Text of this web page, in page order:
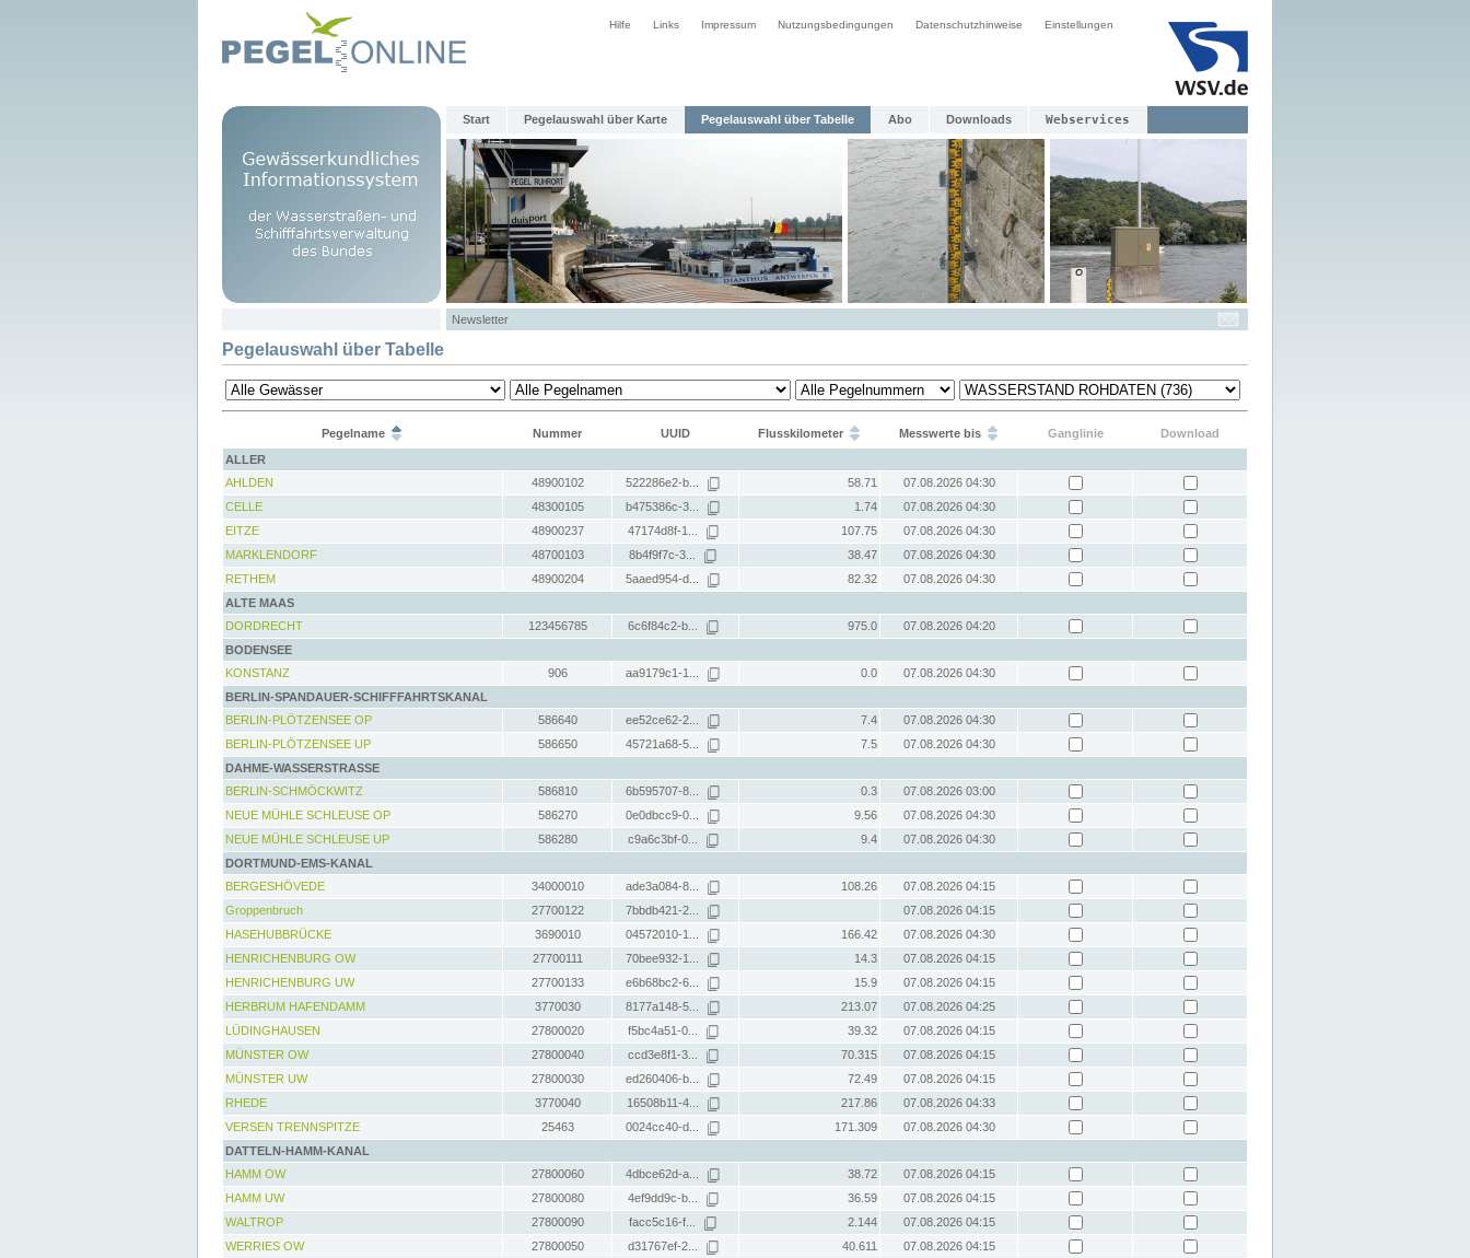
Hilfe Links Impressum Nutzungsbedingungen Datenschutzhinweise Einstellungen
Start Pegelauswahl über Karte Pegelauswahl über Tabelle Abo Downloads Webservices
Newsletter
Pegelauswahl über Tabelle
Pegelname Nummer UUID Flusskilometer Messwerte bis Ganglinie
Download
ALLER
AHLDEN
48900102 522286e2-b... 58.71
07.08.2026 04:30
CELLE
48300105 b475386c-3... 1.74
07.08.2026 04:30
EITZE
48900237 47174d8f-1... 107.75
07.08.2026 04:30
MARKLENDORF
48700103 8b4f9f7c-3... 38.47
07.08.2026 04:30
RETHEM
48900204 5aaed954-d... 82.32
07.08.2026 04:30
ALTE MAAS
DORDRECHT
123456785 6c6f84c2-b... 975.0
07.08.2026 04:20
BODENSEE
KONSTANZ
906 aa9179c1-1... 0.0
07.08.2026 04:30
BERLIN-SPANDAUER-SCHIFFFAHRTSKANAL
BERLIN-PLÖTZENSEE OP
586640 ee52ce62-2... 7.4
07.08.2026 04:30
BERLIN-PLÖTZENSEE UP
586650 45721a68-5... 7.5
07.08.2026 04:30
DAHME-WASSERSTRASSE
BERLIN-SCHMÖCKWITZ
586810 6b595707-8... 0.3
07.08.2026 03:00
NEUE MÜHLE SCHLEUSE OP
586270 0e0dbcc9-0... 9.56
07.08.2026 04:30
NEUE MÜHLE SCHLEUSE UP
586280 c9a6c3bf-0... 9.4
07.08.2026 04:30
DORTMUND-EMS-KANAL
BERGESHÖVEDE
34000010 ade3a084-8... 108.26
07.08.2026 04:15
Groppenbruch
27700122 7bbdb421-2...
07.08.2026 04:15
HASEHUBBRÜCKE
3690010 04572010-1... 166.42
07.08.2026 04:30
HENRICHENBURG OW
27700111 70bee932-1... 14.3
07.08.2026 04:15
HENRICHENBURG UW
27700133 e6b68bc2-6... 15.9
07.08.2026 04:15
HERBRUM HAFENDAMM
3770030 8177a148-5... 213.07
07.08.2026 04:25
LÜDINGHAUSEN
27800020 f5bc4a51-0... 39.32
07.08.2026 04:15
MÜNSTER OW
27800040 ccd3e8f1-3... 70.315
07.08.2026 04:15
MÜNSTER UW
27800030 ed260406-b... 72.49
07.08.2026 04:15
RHEDE
3770040 16508b11-4... 217.86
07.08.2026 04:33
VERSEN TRENNSPITZE
25463 0024cc40-d... 171.309
07.08.2026 04:30
DATTELN-HAMM-KANAL
HAMM OW
27800060 4dbce62d-a... 38.72
07.08.2026 04:15
HAMM UW
27800080 4ef9dd9c-b... 36.59
07.08.2026 04:15
WALTROP
27800090 facc5c16-f... 2.144
07.08.2026 04:15
WERRIES OW
27800050 d31767ef-2... 40.611
07.08.2026 04:15